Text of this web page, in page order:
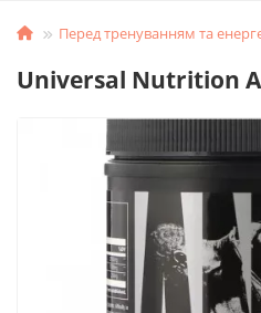
Перед тренуванням та
Universal Nutrition